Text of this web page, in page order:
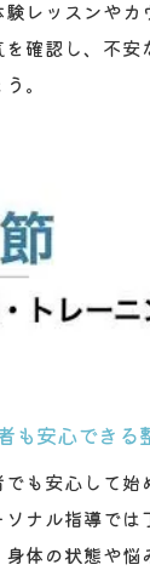
レッスンやカ
確認し、不安
。
も安心できる
も安心して始
ソナル指導で
体の状態や